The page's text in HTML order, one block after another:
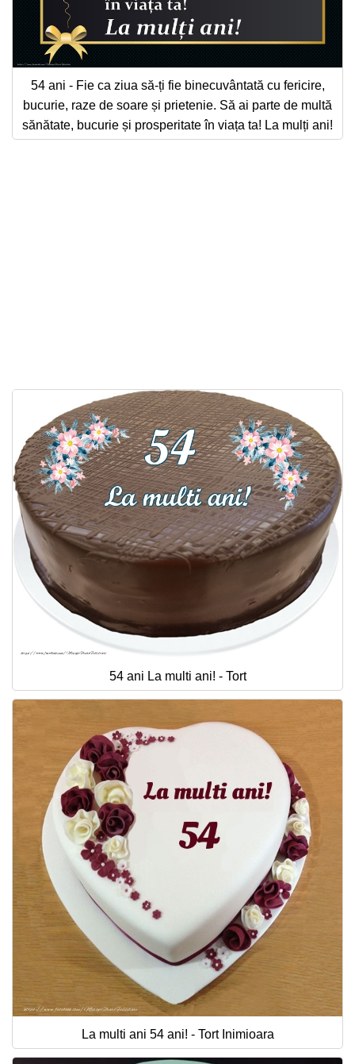
54 ani - Fie ca ziua să-ți fie binecuvântată cu fericire,
bucurie, raze de soare și prietenie. Să ai parte de multă
sănătate, bucurie și prosperitate în viața ta! La mulți ani!
54 ani La multi ani! - Tort
La multi ani 54 ani! - Tort Inimioara